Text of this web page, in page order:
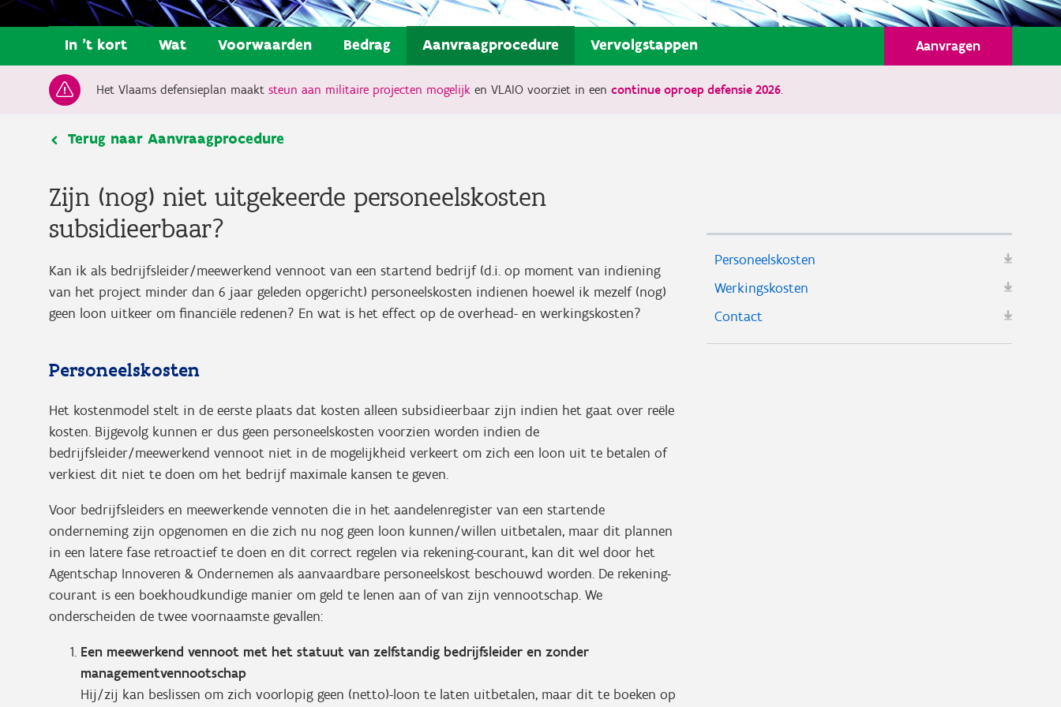
In 't kort Wat Voorwaarden Bedrag Aanvraagprocedure Vervolgstappen Aanvragen
Het Vlaams defensieplan maakt steun aan militaire projecten mogelijk en VLAIO voorziet in een continue oproep defensie 2026
Terug naar Aanvraagprocedure
Zijn (nog) niet uitgekeerde personeelskosten
subsidieerbaar?
Kan ik als bedrijfsleider/meewerkend vennoot van een startend bedrijf (d.i. op moment van indiening
van het project minder dan 6 jaar geleden opgericht) personeelskosten indienen hoewel ik mezelf (nog)
geen loon uitkeer om financiële redenen? En wat is het effect op de overhead- en werkingskosten?
Personeelskosten
Het kostenmodel stelt in de eerste plaats dat kosten alleen subsidieerbaar zijn indien het gaat over reële
kosten. Bijgevolg kunnen er dus geen personeelskosten voorzien worden indien de
bedrijfsleider/meewerkend vennoot niet in de mogelijkheid verkeert om zich een loon uit te betalen of
verkiest dit niet te doen om het bedrijf maximale kansen te geven.
Voor bedrijfsleiders en meewerkende vennoten die in het aandelenregister van een startende
onderneming zijn opgenomen en die zich nu nog geen loon kunnen/willen uitbetalen, maar dit plannen
in een latere fase retroactief te doen en dit correct regelen via rekening-courant, kan dit wel door het
Agentschap Innoveren & Ondernemen als aanvaardbare personeelskost beschouwd worden. De rekening-
courant is een boekhoudkundige manier om geld te lenen aan of van zijn vennootschap. We
onderscheiden de twee voornaamste gevallen:
Een meewerkend vennoot met het statuut van zelfstandig bedrijfsleider en zonder
managementvennootschap
Hij/zij kan beslissen om zich voorlopig geen (netto)-loon te laten uitbetalen, maar dit te boeken op
Personeelskosten
Werkingskosten
Contact